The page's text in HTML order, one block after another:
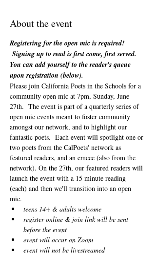
About the event
Registering for the open mic is required!
Signing up to read is first come, first served.
You can add yourself to the reader's queue
upon registration (below).
Please join California Poets in the Schools for a
community open mic at 7pm, Sunday, June
27th.  The event is part of a quarterly series of
open mic events meant to foster community
amongst our network, and to highlight our
fantastic poets.  Each event will spotlight one or
two poets from the CalPoets' network as
featured readers, and an emcee (also from the
network). On the 27th, our featured readers will
launch the event with a 15 minute reading
(each) and then we'll transition into an open
mic.
teens 14+ & adults welcome
register online & join link will be sent
before the event
event will occur on Zoom
event will not be livestreamed